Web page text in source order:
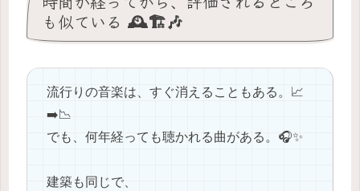
も似ている 🕰️🏗🎶
流行りの音楽は、すぐ消えることもある。📈
➡️📉
でも、何年経っても聴かれる曲がある。🎧✨
建築も同じで、